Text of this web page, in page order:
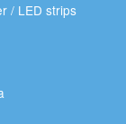
/ LED strips